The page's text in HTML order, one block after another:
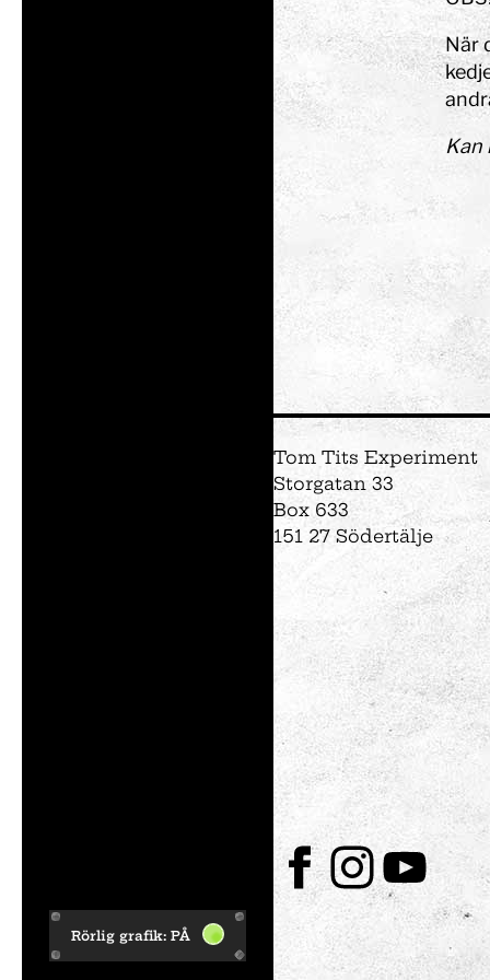
Rörlig grafik: PÅ
När
Kan
Tom Tits Experiment
Storgatan 33
Box 633
151 27 Södertälje
FacebookInstagram
Youtube